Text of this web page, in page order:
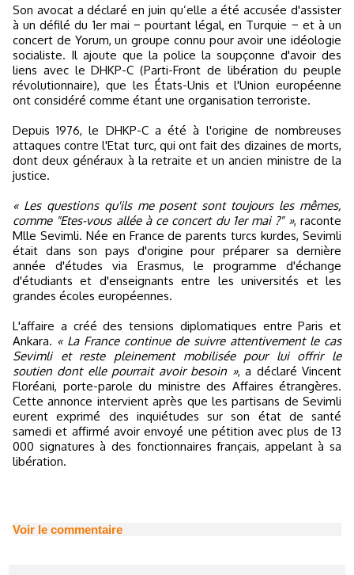
Son avocat a déclaré en juin qu’elle a été accusée d'assister
à un défilé du 1er mai − pourtant légal, en Turquie − et à un
concert de Yorum, un groupe connu pour avoir une idéologie
socialiste. Il ajoute que la police la soupçonne d'avoir des
liens avec le DHKP-C (Parti-Front de libération du peuple
révolutionnaire), que les États-Unis et l'Union européenne
ont considéré comme étant une organisation terroriste.
Depuis 1976, le DHKP-C a été à l'origine de nombreuses
attaques contre l'Etat turc, qui ont fait des dizaines de morts,
dont deux généraux à la retraite et un ancien ministre de la
justice.
« Les questions qu'ils me posent sont toujours les mêmes,
comme "Etes-vous allée à ce concert du 1er mai ?" », raconte
Mlle Sevimli. Née en France de parents turcs kurdes, Sevimli
était dans son pays d'origine pour préparer sa dernière
année d'études via Erasmus, le programme d'échange
d'étudiants et d'enseignants entre les universités et les
grandes écoles européennes.
L'affaire a créé des tensions diplomatiques entre Paris et
Ankara. « La France continue de suivre attentivement le cas
Sevimli et reste pleinement mobilisée pour lui offrir le
soutien dont elle pourrait avoir besoin », a déclaré Vincent
Floréani, porte-parole du ministre des Affaires étrangères.
Cette annonce intervient après que les partisans de Sevimli
eurent exprimé des inquiétudes sur son état de santé
samedi et affirmé avoir envoyé une pétition avec plus de 13
000 signatures à des fonctionnaires français, appelant à sa
libération.
Voir le commentaire